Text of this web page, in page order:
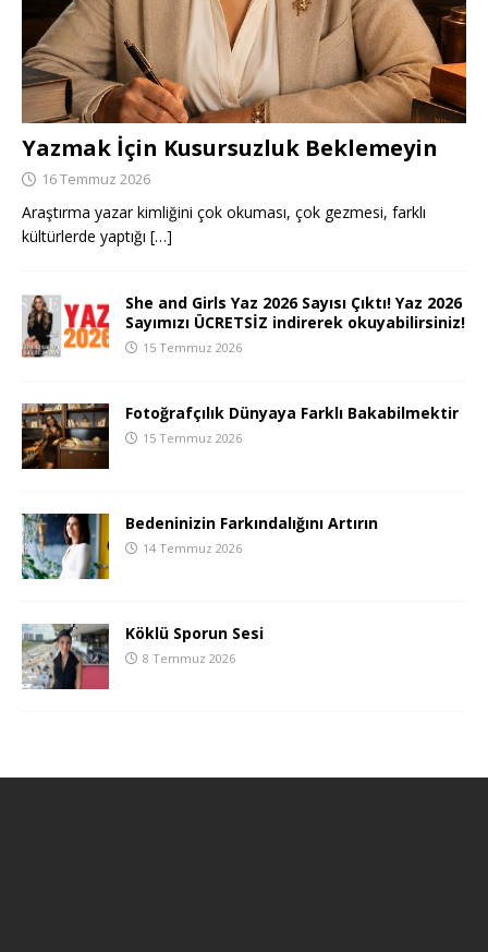
Yazmak İçin Kusursuzluk Beklemeyin
16 Temmuz 2026
Araştırma yazar kimliğini çok okuması, çok gezmesi, farklı
kültürlerde yaptığı […]
She and Girls Yaz 2026 Sayısı Çıktı! Yaz 2026
Sayımızı ÜCRETSİZ indirerek okuyabilirsiniz!
15 Temmuz 2026
Fotoğrafçılık Dünyaya Farklı Bakabilmektir
15 Temmuz 2026
Bedeninizin Farkındalığını Artırın
14 Temmuz 2026
Köklü Sporun Sesi
8 Temmuz 2026